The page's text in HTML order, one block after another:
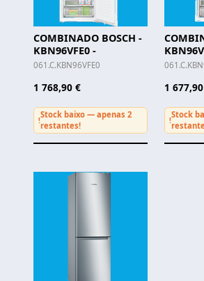
COMBINADO BOSCH -
KBN96VFE0 -
061.C.KBN96VFE0
1 768,90 €
!
Stock baixo — apenas 2
restantes!
1
!
Stock